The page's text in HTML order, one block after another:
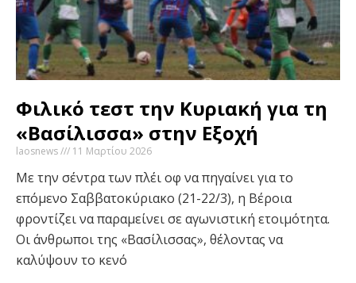
Φιλικό τεστ την Κυριακή για τη
«Βασίλισσα» στην Εξοχή
laosnews 11 Μαρτίου 2026
Με την σέντρα των πλέι οφ να πηγαίνει για το
επόμενο Σαββατοκύριακο (21-22/3), η Βέροια
φροντίζει να παραμείνει σε αγωνιστική ετοιμότητα.
Οι άνθρωποι της «Βασίλισσας», θέλοντας να
καλύψουν το κενό